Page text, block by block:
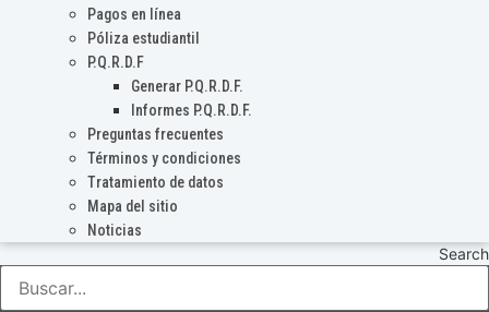
Pagos en línea
Póliza estudiantil
P.Q.R.D.F
Generar P.Q.R.D.F.
Informes P.Q.R.D.F.
Preguntas frecuentes
Términos y condiciones
Tratamiento de datos
Mapa del sitio
Noticias
Search